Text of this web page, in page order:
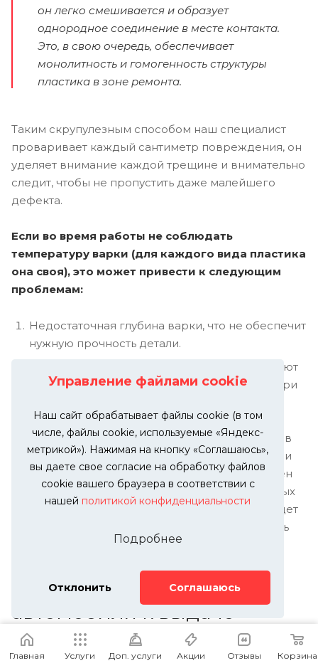
Управление файлами cookie
Наш сайт обрабатывает файлы cookie (в том
числе, файлы cookie, используемые «Яндекс-
метрикой»). Нажимая на кнопку «Соглашаюсь»,
вы даете свое согласие на обработку файлов
cookie вашего браузера в соответствии с
нашей политикой конфиденциальности
Подробнее
Отклонить Соглашаюсь
он легко смешивается и образует
однородное соединение в месте контакта.
Это, в свою очередь, обеспечивает
монолитность и гомогенность структуры
пластика в зоне ремонта.
Таким скрупулезным способом наш специалист
проваривает каждый сантиметр повреждения, он
уделяет внимание каждой трещине и внимательно
следит, чтобы не пропустить даже малейшего
дефекта.
Если во время работы не соблюдать
температуру варки (для каждого вида пластика
она своя), это может привести к следующим
проблемам:
Недостаточная глубина варки, что не обеспечит
нужную прочность детали.
Перегрев пластика или, как его еще называют
«пережгли пластик». Это типичный дефект при
паяльником. В этом случае увеличивается
содержание вторичного жженого пластика в
зоне ремонта, что уменьшает его прочность и
повышает хрупкость. Такой подход возможен
только при ремонте трещин в ненагруженных
местах на плоскости. Если повреждение будет
в зоне крепления или изгибе, то вероятность
разрушения варочного шва очень велика.
5. Сборка и подготовка
автомобиля к выдаче
клиенту
Главная Услуги Доп. услуги Акции Отзывы Корзина